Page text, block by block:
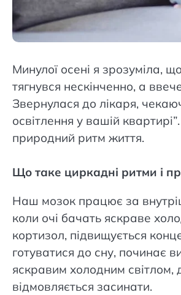
Минулої осені я зрозуміла,
тягнувся нескінченно, а
Звернулася до лікаря,
освітлення у вашій
природний ритм життя.
Що таке циркадні ритми і
Наш мозок працює за
коли очі бачать яскраве
кортизол, підвищується
готуватися до сну, починає
яскравим холодним світлом,
відмовляється засинати.